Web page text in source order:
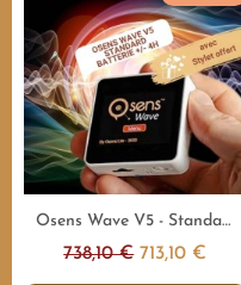
Aperçu rapide Osens Wave V5 - Standard 55.000Hz - 4H - Emetteur fréquences
738,10 € 713,10 €